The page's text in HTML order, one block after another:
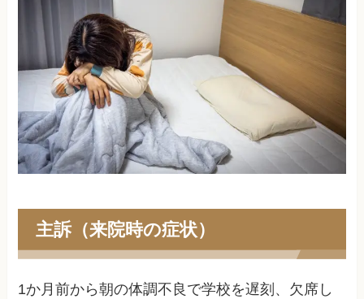
主訴（来院時の症状）
1か月前から朝の体調不良で学校を遅刻、欠席し